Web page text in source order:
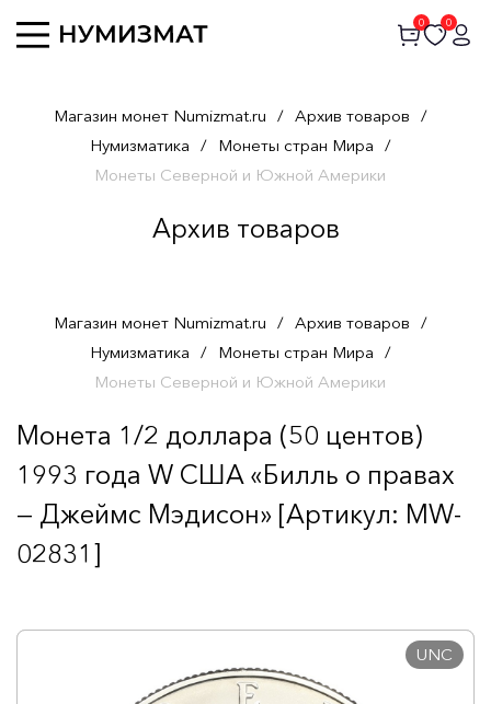
0 0
Магазин монет Numizmat.ru / Архив товаров /
Нумизматика / Монеты стран Мира /
Монеты Северной и Южной Америки
Архив товаров
Магазин монет Numizmat.ru / Архив товаров /
Нумизматика / Монеты стран Мира /
Монеты Северной и Южной Америки
Монета 1/2 доллара (50 центов)
1993 года W США «Билль о правах
— Джеймс Мэдисон» [Артикул: MW-
02831]
UNC